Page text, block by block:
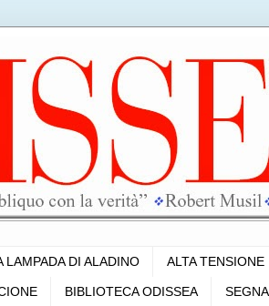
LAMPADA DI ALADINO ALTA TENSIONE
BIBLIOTECA ODISSEA